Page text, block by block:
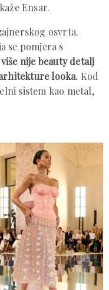
Ensar.
osvrta.
se pomjera s
nije beauty detalj
looka. Kod
sistem kao metal,